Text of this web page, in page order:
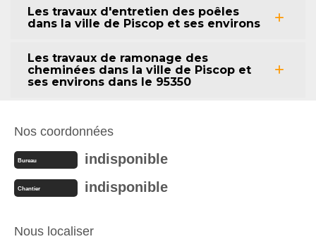
Les travaux d'entretien des poêles
dans la ville de Piscop et ses environs
Les travaux de ramonage des
cheminées dans la ville de Piscop et
ses environs dans le 95350
Nos coordonnées
Bureau indisponible
Chantier indisponible
Nous localiser